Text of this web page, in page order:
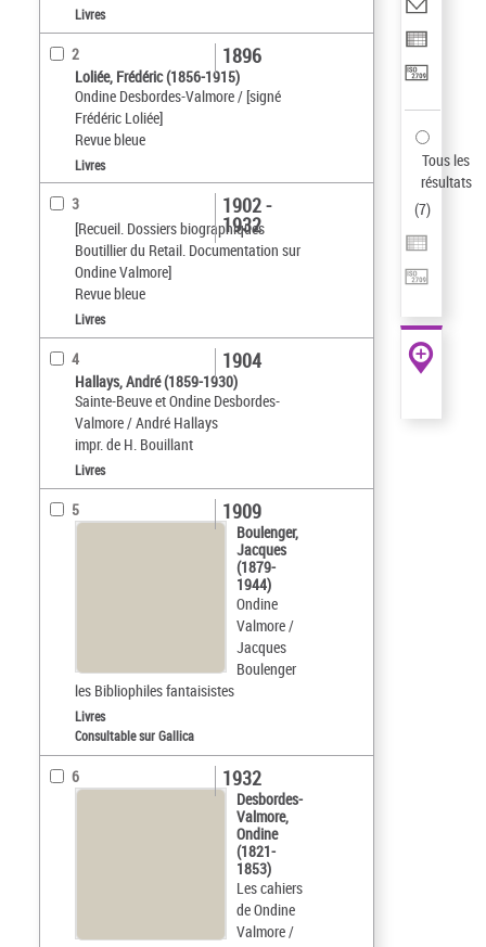
Livres
2
Loliée, Frédéric (1856-1915)
Ondine Desbordes-Valmore / [signé
Frédéric Loliée]
Revue bleue
1896
Livres
3
[Recueil. Dossiers biographiques
Boutillier du Retail. Documentation sur
Ondine Valmore]
Revue bleue
1902 -
1932
Livres
4
Hallays, André (1859-1930)
Sainte-Beuve et Ondine Desbordes-
Valmore / André Hallays
impr. de H. Bouillant
1904
Livres
5
Boulenger,
Jacques
(1879-
1944)
Ondine
Valmore /
Jacques
Boulenger
les Bibliophiles fantaisistes
1909
Livres
Consultable sur Gallica
6
Desbordes-
Valmore,
Ondine
(1821-
1853)
Les cahiers
de Ondine
Valmore /
1932
Tous les
résultats
(7)